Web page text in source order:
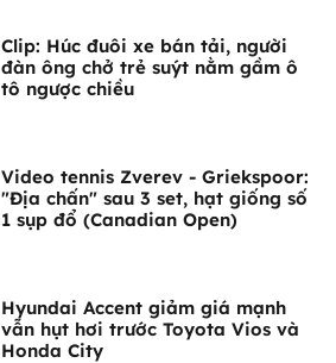
Clip: Húc đuôi xe bán tải, người
đàn ông chở trẻ suýt nằm gầm ô
tô ngược chiều
Video tennis Zverev - Griekspoor:
"Địa chấn" sau 3 set, hạt giống số
1 sụp đổ (Canadian Open)
Hyundai Accent giảm giá mạnh
vẫn hụt hơi trước Toyota Vios và
Honda City